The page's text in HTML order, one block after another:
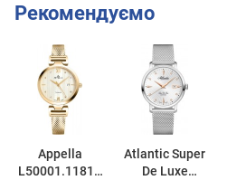
Рекомендуємо
Appella
L50001.1181D
Atlantic Super
De Luxe